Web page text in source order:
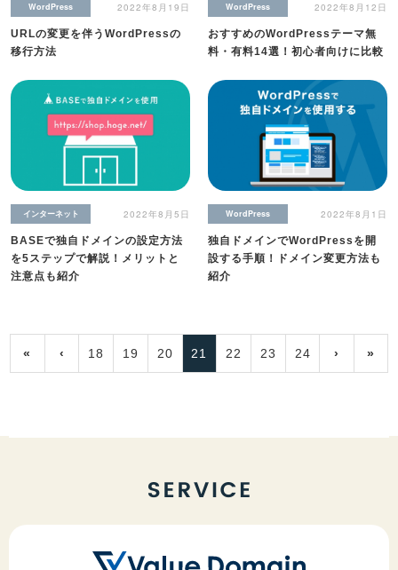
2022年8月19日
WordPress
URLの変更を伴うWordPressの
移行方法
2022年8月12日
WordPress
おすすめのWordPressテーマ無
料・有料14選！初心者向けに比較
2022年8月5日
インターネット
BASEで独自ドメインの設定方法
を5ステップで解説！メリットと
注意点も紹介
2022年8月1日
WordPress
独自ドメインでWordPressを開
設する手順！ドメイン変更方法も
紹介
« ‹ 18 19 20 21 22 23 24 › »